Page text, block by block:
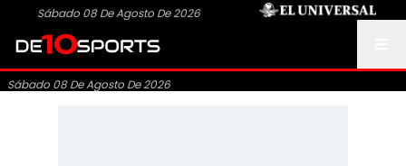
Sábado 08 De Agosto De 2026
Sábado 08 De Agosto De 2026